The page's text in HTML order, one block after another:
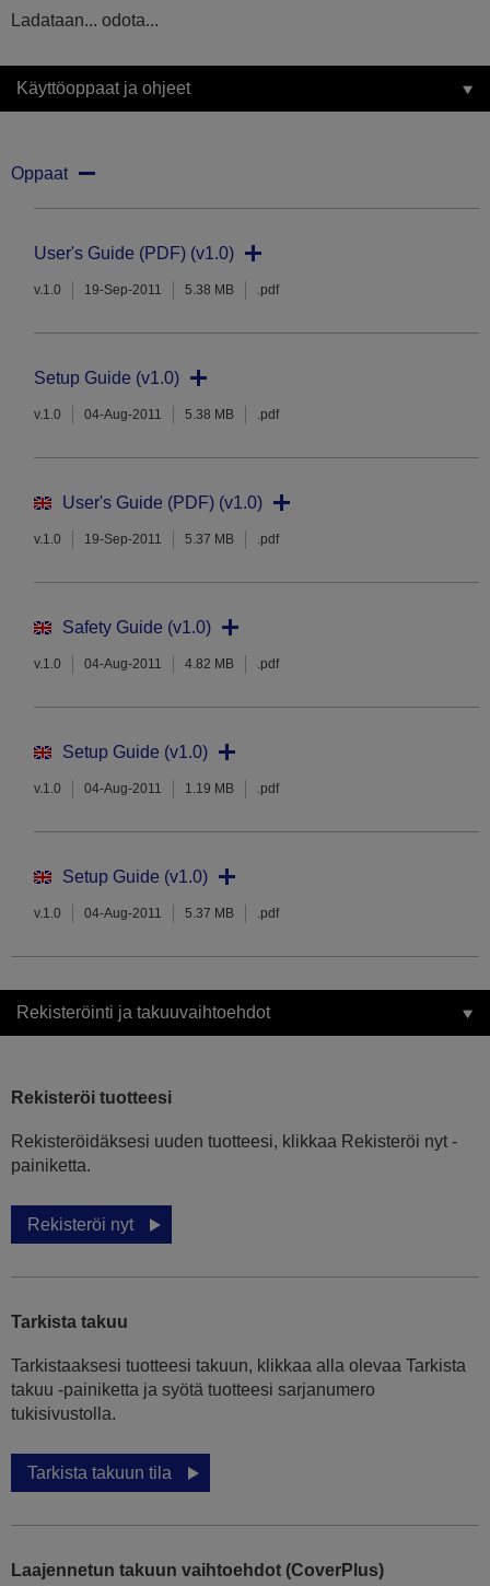
Ladataan... odota...
Käyttöoppaat ja ohjeet
Oppaat
User's Guide (PDF) (v1.0)
v.1.0 19-Sep-2011 5.38 MB .pdf
Setup Guide (v1.0)
v.1.0 04-Aug-2011 5.38 MB .pdf
User's Guide (PDF) (v1.0)
v.1.0 19-Sep-2011 5.37 MB .pdf
Safety Guide (v1.0)
v.1.0 04-Aug-2011 4.82 MB .pdf
Setup Guide (v1.0)
v.1.0 04-Aug-2011 1.19 MB .pdf
Setup Guide (v1.0)
v.1.0 04-Aug-2011 5.37 MB .pdf
Rekisteröinti ja takuuvaihtoehdot
Rekisteröi tuotteesi
Rekisteröidäksesi uuden tuotteesi, klikkaa Rekisteröi nyt -
painiketta.
Rekisteröi nyt
Tarkista takuu
Tarkistaaksesi tuotteesi takuun, klikkaa alla olevaa Tarkista
takuu -painiketta ja syötä tuotteesi sarjanumero
tukisivustolla.
Tarkista takuun tila
Laajennetun takuun vaihtoehdot (CoverPlus)